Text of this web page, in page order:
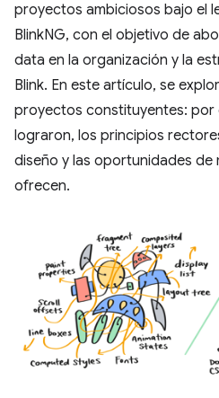
proyectos ambiciosos bajo el
BlinkNG, con el objetivo de
data en la organización y la
Blink. En este artículo, se
proyectos constituyentes: por
lograron, los principios
diseño y las oportunidades de
ofrecen.